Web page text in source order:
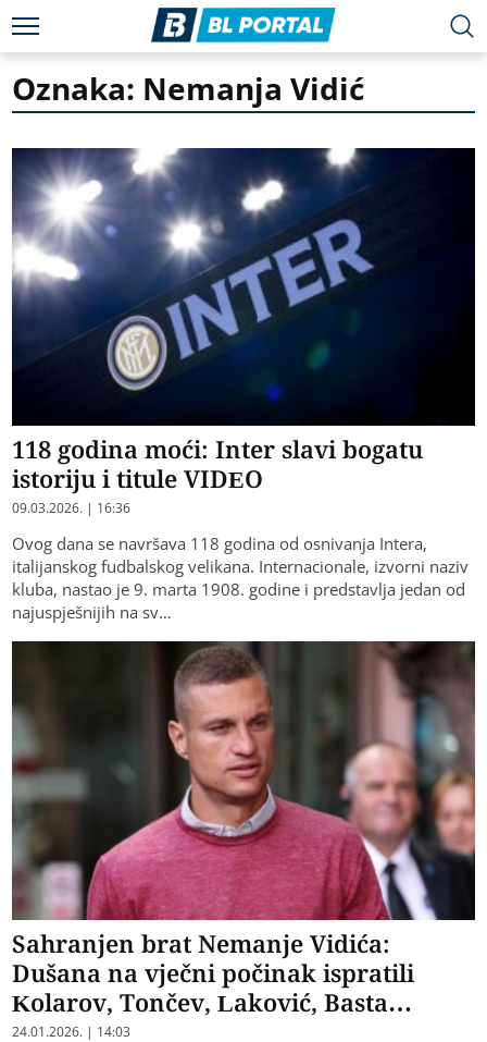
Oznaka: Nemanja Vidić
118 godina moći: Inter slavi bogatu
istoriju i titule VIDEO
09.03.2026. | 16:36
Ovog dana se navršava 118 godina od osnivanja Intera,
italijanskog fudbalskog velikana. Internacionale, izvorni naziv
kluba, nastao je 9. marta 1908. godine i predstavlja jedan od
najuspješnijih na sv…
Sahranjen brat Nemanje Vidića:
Dušana na vječni počinak ispratili
Kolarov, Tončev, Laković, Basta…
24.01.2026. | 14:03